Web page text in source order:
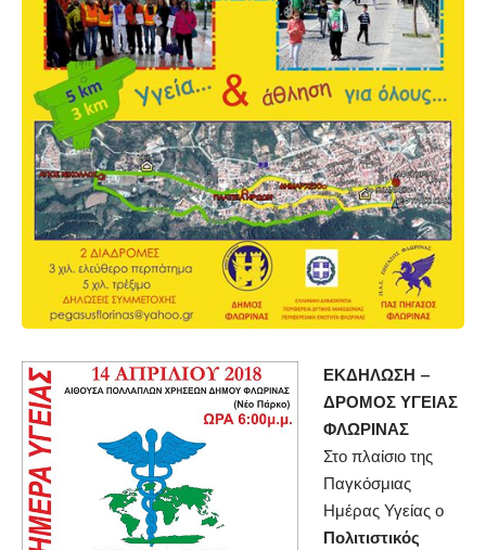
ΕΚΔΗΛΩΣΗ –
ΔΡΟΜΟΣ ΥΓΕΙΑΣ
ΦΛΩΡΙΝΑΣ
Στο πλαίσιο της
Παγκόσμιας
Ημέρας Υγείας ο
Πολιτιστικός